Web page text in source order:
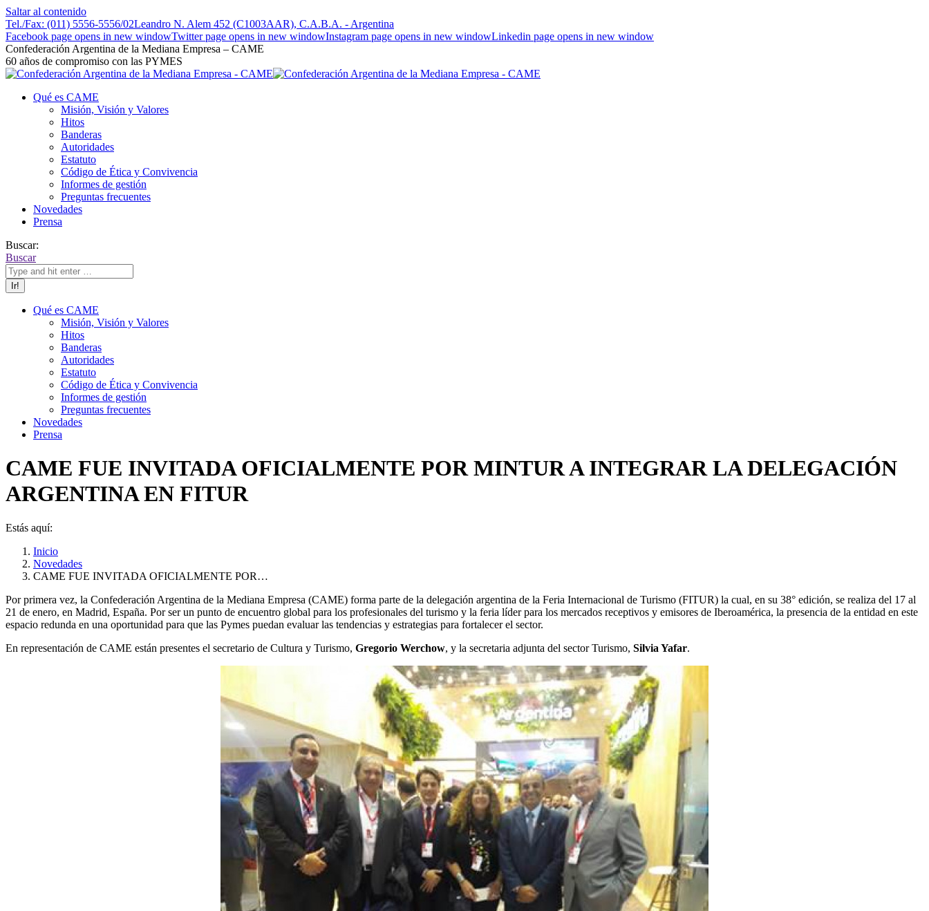
Saltar al contenido
Tel./Fax: (011) 5556-5556/02Leandro N. Alem 452 (C1003AAR), C.A.B.A. - Argentina
Facebook page opens in new windowTwitter page opens in new windowInstagram page opens in new windowLinkedin page opens in new window
Confederación Argentina de la Mediana Empresa – CAME
60 años de compromiso con las PYMES
Qué es CAME
Misión, Visión y Valores
Hitos
Banderas
Autoridades
Estatuto
Código de Ética y Convivencia
Informes de gestión
Preguntas frecuentes
Novedades
Prensa
Buscar:
Buscar
Qué es CAME
Misión, Visión y Valores
Hitos
Banderas
Autoridades
Estatuto
Código de Ética y Convivencia
Informes de gestión
Preguntas frecuentes
Novedades
Prensa
CAME FUE INVITADA OFICIALMENTE POR MINTUR A INTEGRAR LA DELEGACIÓN
ARGENTINA EN FITUR
Estás aquí:
Inicio
Novedades
CAME FUE INVITADA OFICIALMENTE POR…
Por primera vez, la Confederación Argentina de la Mediana Empresa (CAME) forma parte de la delegación argentina de la Feria Internacional de Turismo (FITUR) la cual, en su 38° edición, se realiza del 17 al
21 de enero, en Madrid, España. Por ser un punto de encuentro global para los profesionales del turismo y la feria líder para los mercados receptivos y emisores de Iberoamérica, la presencia de la entidad en este
espacio redunda en una oportunidad para que las Pymes puedan evaluar las tendencias y estrategias para fortalecer el sector.
En representación de CAME están presentes el secretario de Cultura y Turismo, Gregorio Werchow, y la secretaria adjunta del sector Turismo, Silvia Yafar.